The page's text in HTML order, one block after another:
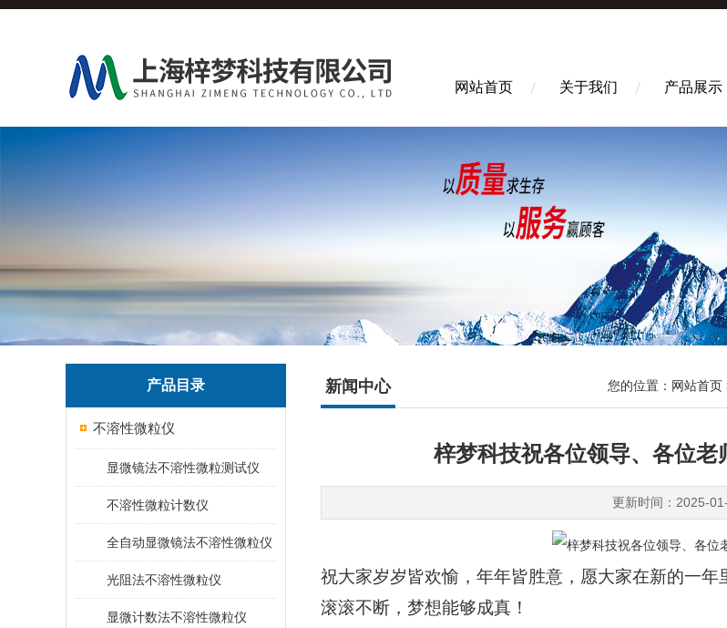
网站首页 关于我们 产品展示
产品目录
不溶性微粒仪
显微镜法不溶性微粒测试仪
不溶性微粒计数仪
全自动显微镜法不溶性微粒仪
光阻法不溶性微粒仪
显微计数法不溶性微粒仪
新闻中心 您的位置： 网站首页
梓梦科技祝各位领导、各位老
更新时间：2025-
祝大家岁岁皆欢愉，年年皆胜意，愿大家在新的一
滚滚不断，梦想能够成真！